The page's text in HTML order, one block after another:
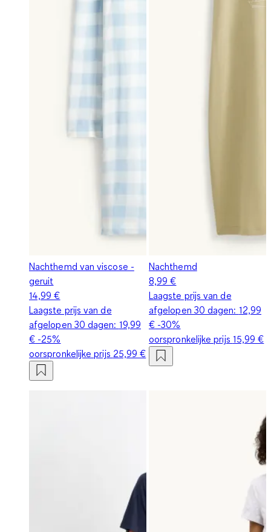
Nachthemd van viscose -
geruit
14,99 €
Laagste prijs van de
afgelopen 30 dagen: 19,99
€ -25%
oorspronkelijke prijs 25,99 €
Nachthemd
8,99 €
Laagste prijs van de
afgelopen 30 dagen: 12,99
€ -30%
oorspronkelijke prijs 15,99 €